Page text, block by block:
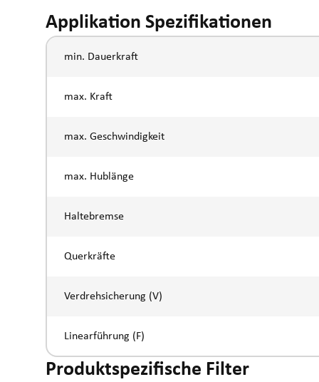
Applikation Spezifikationen
min. Dauerkraft
max. Kraft
max. Geschwindigkeit
max. Hublänge
Haltebremse
Querkräfte
Verdrehsicherung (V)
Linearführung (F)
Produktspezifische Filter